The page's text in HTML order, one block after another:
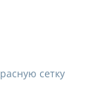
сетку